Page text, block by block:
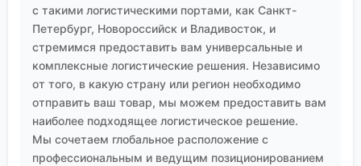
с такими логистическими портами, как Санкт-
Петербург, Новороссийск и Владивосток, и
стремимся предоставить вам универсальные и
комплексные логистические решения. Независимо
от того, в какую страну или регион необходимо
отправить ваш товар, мы можем предоставить вам
наиболее подходящее логистическое решение.
Мы сочетаем глобальное расположение с
профессиональным и ведущим позиционированием